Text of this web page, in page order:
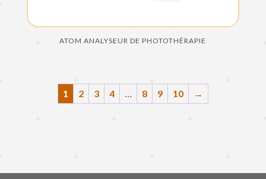
ATOM ANALYSEUR DE PHOTOTHÉRAPIE
1 2 3 4 8 9 10 →